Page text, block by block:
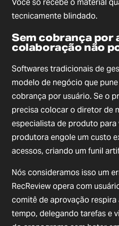
tecnicamente blindado.
Sem cobrança por
colaboração não
Softwares tradicionais de
modelo de negócio que
cobrança por usuário. Se o
precisa colocar o diretor de
especialista de produto
produtora engole um custo
acessos, criando um funil
Nós consideramos isso um
RecReview opera com
comitê de aprovação respira
tempo, delegando tarefas e